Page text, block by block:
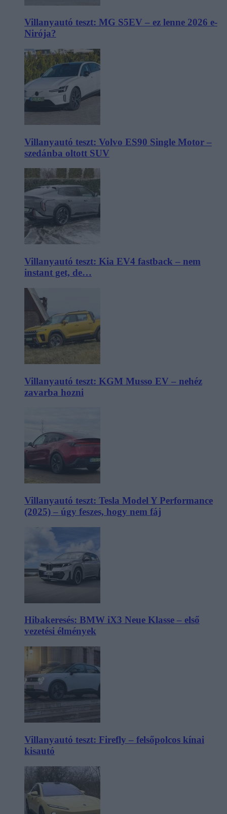
Villanyautó teszt: MG S5EV – ez lenne 2026 e-
Nirója?
Villanyautó teszt: Volvo ES90 Single Motor –
szedánba oltott SUV
Villanyautó teszt: Kia EV4 fastback – nem
instant get, de…
Villanyautó teszt: KGM Musso EV – nehéz
zavarba hozni
Villanyautó teszt: Tesla Model Y Performance
(2025) – úgy feszes, hogy nem fáj
Hibakeresés: BMW iX3 Neue Klasse – első
vezetési élmények
Villanyautó teszt: Firefly – felsőpolcos kínai
kisautó